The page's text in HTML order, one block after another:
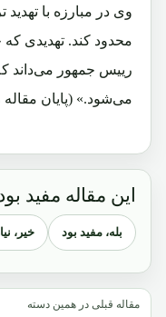
وی در مبارزه با تهدید
محدود کند. تهدیدی که
رییس جمهور می‌داند
می‌شود.» (پایان مقاله
این مقاله مفید
بله، مفید بود خیر،
مقاله قبلی در همین دسته